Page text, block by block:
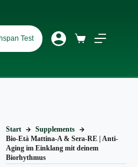
Test
Start
Supplements
Bio-Età Mattina-A & Sera-RE | Anti-
Aging im Einklang mit deinem
Biorhythmus